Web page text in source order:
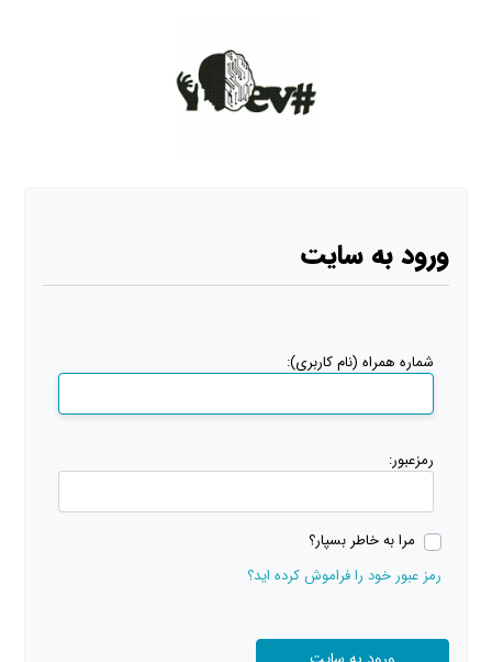
ورود به سایت
شماره همراه (نام کاربری):
رمزعبور:
مرا به خاطر بسپار؟
رمز عبور خود را فراموش کرده اید؟